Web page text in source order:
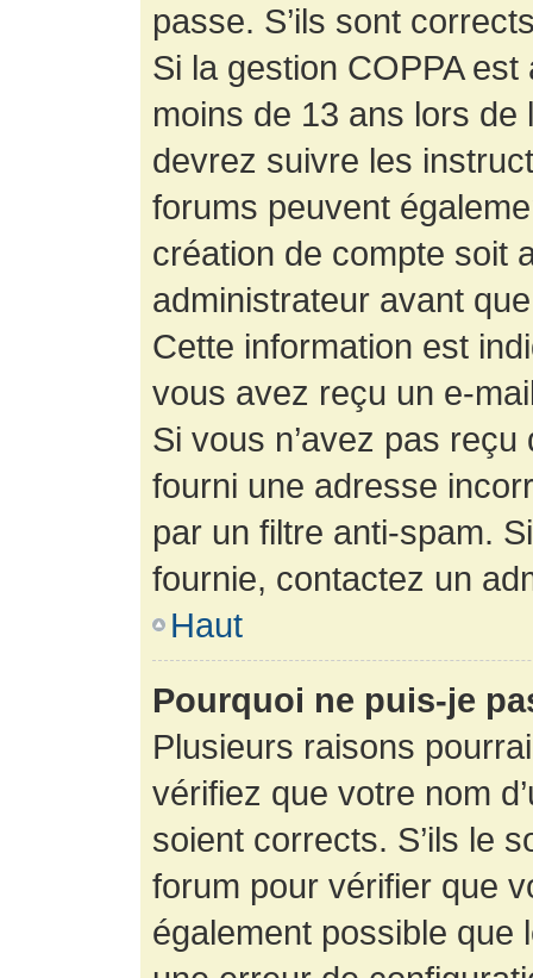
passe. S’ils sont
Si la gestion COPPA
moins de 13 ans lors de
devrez suivre les
forums peuvent
création de compte soit
administrateur avant
Cette information est
vous avez reçu un e-
Si vous n’avez pas
fourni une adresse
par un filtre anti-spam.
fournie, contactez un
Haut
Pourquoi ne puis-je
Plusieurs raisons
vérifiez que votre nom
soient corrects. S’ils le
forum pour vérifier que
également possible que